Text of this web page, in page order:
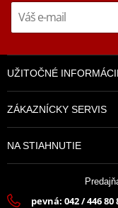
UŽITOČNÉ
ZÁKAZNÍCKY SERVIS
NA STIAHNUTIE
pevná: 042 / 446